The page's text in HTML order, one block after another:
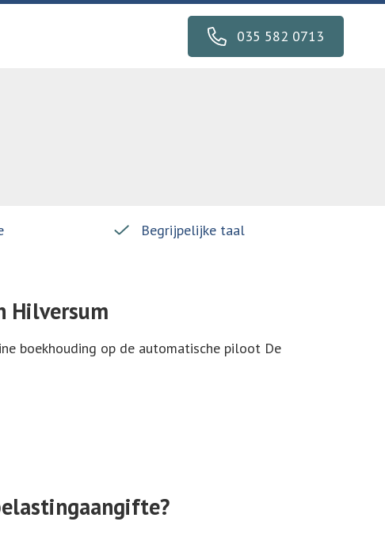
035 582 0713
Begrijpelijke taal
Hilversum
boekhouding op de automatische piloot De